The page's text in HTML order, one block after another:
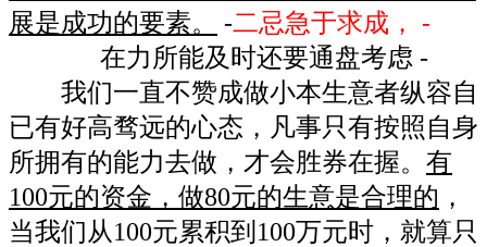
展是成功的要素。
-二忌急于求成， -
在力所能及时还要通盘考虑 -
我们一直不赞成做小本生意者纵容自
已有好高骛远的心态，凡事只有按照自身
所拥有的能力去做，才会胜券在握。 有
100元的资金，做80元的生意是合理的 ，
当我们从100元累积到100万元时，就算只